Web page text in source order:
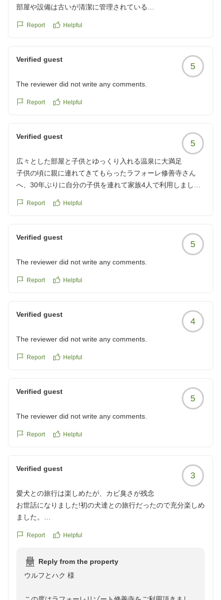
部屋や設備は古いが清潔に管理されている
階段有り足腰に不安な人は要注意
Report Helpful
Verified guest
5
The reviewer did not write any comments.
Report Helpful
Verified guest
5
広々とした部屋と子供とゆっくり入れる温泉に大満足
子供の頃に親に連れてきてもらったラフォーレ修善寺さん
へ、30年ぶりに自分の子供を連れて家族4人で利用しまし
で、車の運転が苦手な人には辛いかも知れませんが、子供の
す。徒歩で大浴場まで行ける「センターハウス」を利用しま
したが、センターハウスは喫煙・禁煙を分けていないとのこ
とでそれを覚悟の上で宿泊しましたがタバコ臭さは特に気に
なりませんでした(部屋によるのかも知れません)。古さはあ
りますが部屋はとても広くて快適でした。お風呂は内風呂も
くりできました)。
チェックアウト後にもマリオットのプール(温泉スパ)を利用
でき、浮き輪の利用もOKで、プール横に水着のまま入れる
とても便利でした。
Report Helpful
Verified guest
5
The reviewer did not write any comments.
Report Helpful
Verified guest
4
The reviewer did not write any comments.
Report Helpful
Verified guest
5
The reviewer did not write any comments.
Report Helpful
Verified guest
3
愛犬との旅行は楽しめたが、カビ臭さが残念
お世話になりました!初の犬達との旅行だったので充分楽しめ
ました。
ドック専用だったからか、カビ臭さが気になりましたのでも
ありがとうございました
クチコミの詳細はこちらから
Report Helpful
Reply from the property
ウルフとハク 様